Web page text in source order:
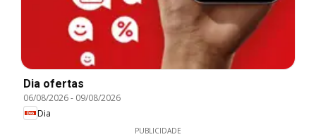
Dia ofertas
06/08/2026- 09/08/2026
Dia
PUBLICIDADE